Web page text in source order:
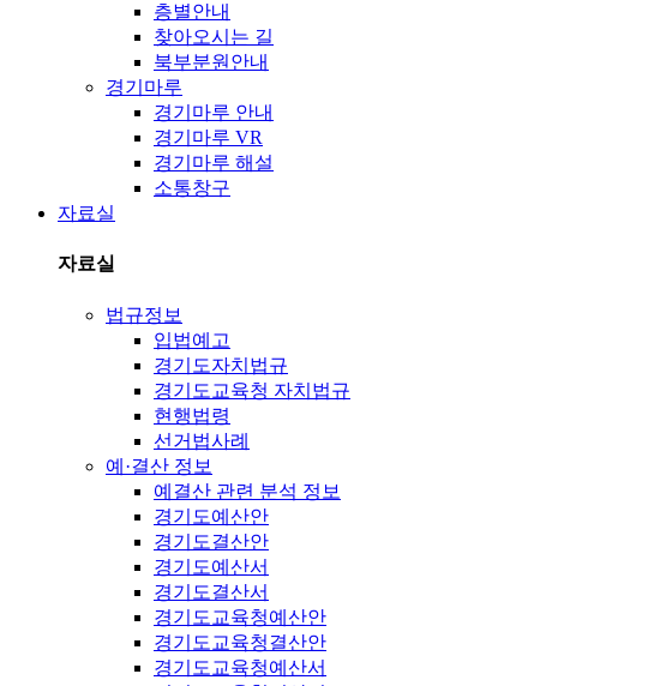
층별안내
찾아오시는 길
북부분원안내
경기마루
경기마루 안내
경기마루 VR
경기마루 해설
소통창구
자료실
자료실
법규정보
입법예고
경기도자치법규
경기도교육청 자치법규
현행법령
선거법사례
예·결산 정보
예결산 관련 분석 정보
경기도예산안
경기도결산안
경기도예산서
경기도결산서
경기도교육청예산안
경기도교육청결산안
경기도교육청예산서